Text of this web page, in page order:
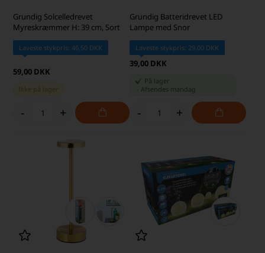
Grundig Solcelledrevet
Myreskræmmer H: 39 cm, Sort
Laveste stykpris: 46,50 DKK
59,00 DKK
Ikke på lager
- +
Grundig Batteridrevet LED
Lampe med Snor
Laveste stykpris: 29,00 DKK
39,00 DKK
På lager
Afsendes mandag
- +